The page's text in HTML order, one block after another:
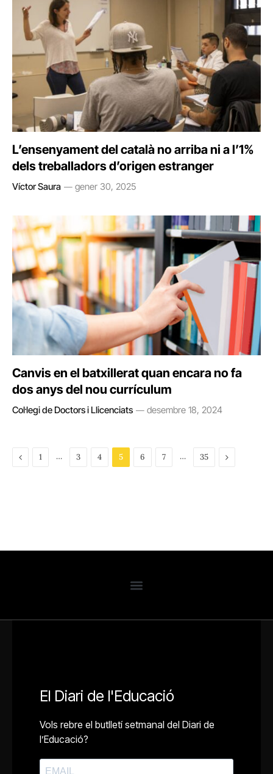
L’ensenyament del català no arriba ni a l’1%
dels treballadors d’origen estranger
Víctor Saura gener 30, 2025
Canvis en el batxillerat quan encara no fa
dos anys del nou currículum
Col·legi de Doctors i Llicenciats desembre 18, 2024
Previous
1 … 3 4 5 6 7 … 35 Next